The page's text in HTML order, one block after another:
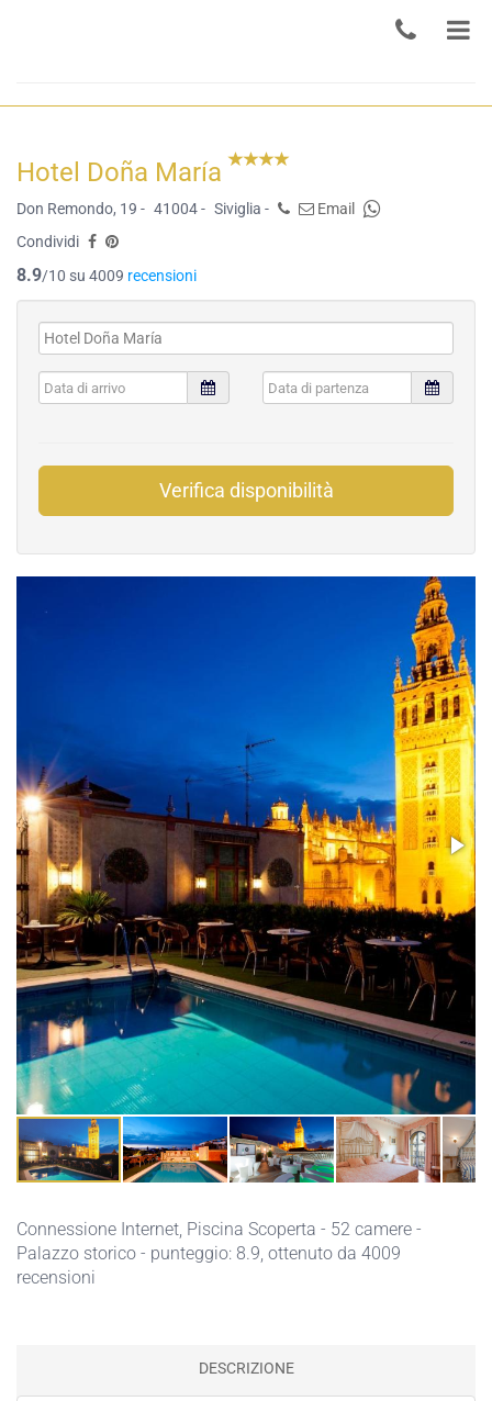
Hotel Doña María
Don Remondo, 19 - 41004 - Siviglia -
Email
Condividi
8.9/10 su 4009 recensioni
Verifica disponibilità
Connessione Internet, Piscina Scoperta - 52 camere -
Palazzo storico - punteggio: 8.9, ottenuto da 4009
recensioni
DESCRIZIONE